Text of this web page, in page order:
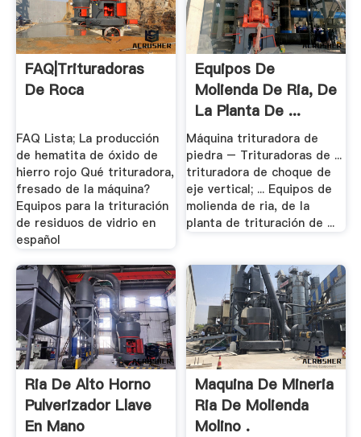
FAQ|Trituradoras
De Roca
FAQ Lista; La producción
de hematita de óxido de
hierro rojo Qué trituradora,
fresado de la máquina?
Equipos para la trituración
de residuos de vidrio en
español
Equipos De
Molienda De Ria, De
La Planta De ...
Máquina trituradora de
piedra – Trituradoras de ...
trituradora de choque de
eje vertical; ... Equipos de
molienda de ria, de la
planta de trituración de ...
Ria De Alto Horno
Pulverizador Llave
En Mano
Maquina De Mineria
Ria De Molienda
Molino .